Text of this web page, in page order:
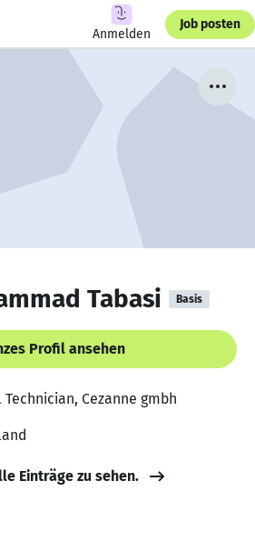
Anmelden
Job posten
Tabasi Basis
Profil ansehen
Technician, Cezanne gmbh
Einträge zu sehen.